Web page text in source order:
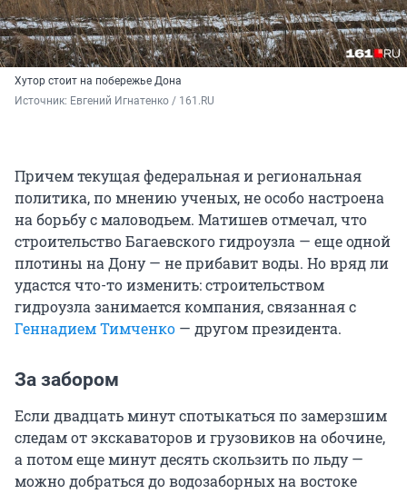
Хутор стоит на побережье Дона
Источник: Евгений Игнатенко / 161.RU
Причем текущая федеральная и региональная
политика, по мнению ученых, не особо настроена
на борьбу с маловодьем. Матишев отмечал, что
строительство Багаевского гидроузла — еще одной
плотины на Дону — не прибавит воды. Но вряд ли
удастся что-то изменить: строительством
гидроузла занимается компания, связанная с
Геннадием Тимченко — другом президента.
За забором
Если двадцать минут спотыкаться по замерзшим
следам от экскаваторов и грузовиков на обочине,
а потом еще минут десять скользить по льду —
можно добраться до водозаборных на востоке